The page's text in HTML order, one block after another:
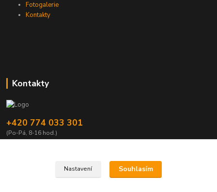
Fotogalerie
Kontakty
Kontakty
+420 774 033 301
(Po-Pá, 8-16 hod.)
Nastavení Souhlasím